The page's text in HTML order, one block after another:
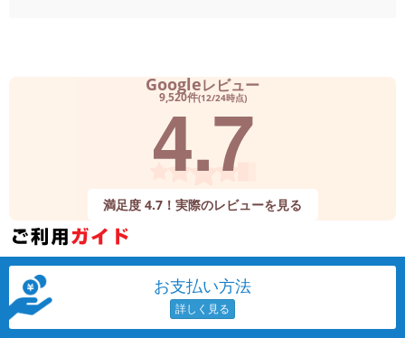
Googleレビュー
9,520件(12/24時点)
4.7
満足度 4.7！実際のレビューを見る
お支払い方法